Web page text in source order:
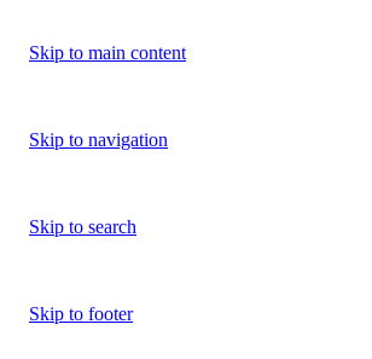
Skip to main content
Skip to navigation
Skip to search
Skip to footer